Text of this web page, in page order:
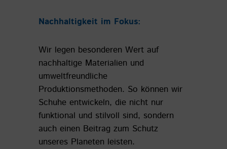
Nachhaltigkeit im Fokus:
Wir legen besonderen Wert auf
nachhaltige Materialien und
umweltfreundliche
Produktionsmethoden. So können wir
Schuhe entwickeln, die nicht nur
funktional und stilvoll sind, sondern
auch einen Beitrag zum Schutz
unseres Planeten leisten.